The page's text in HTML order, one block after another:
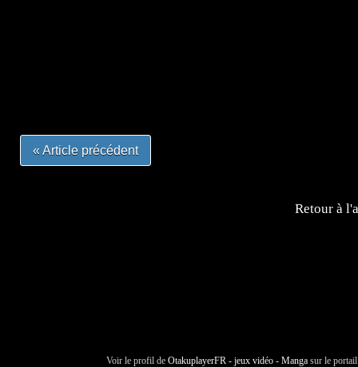
« Article précédent
Retour à
Voir le profil de OtakuplayerFR - jeux vidéo - Manga sur le